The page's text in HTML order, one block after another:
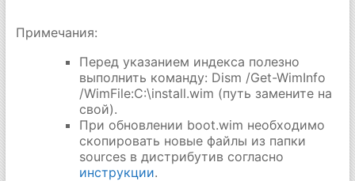
Примечания:
Перед указанием индекса полезно
выполнить команду: Dism /Get-WimInfo
/WimFile:C:\install.wim (путь замените на
свой).
При обновлении boot.wim необходимо
скопировать новые файлы из папки
sources в дистрибутив согласно
инструкции.